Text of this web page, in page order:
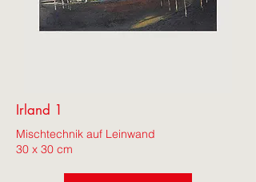
Irland 1
Mischtechnik auf Leinwand
30 x 30 cm